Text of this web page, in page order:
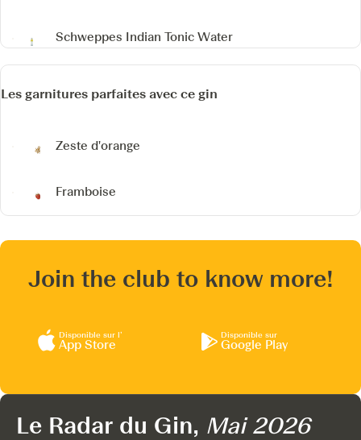
Schweppes Indian Tonic Water
Les garnitures parfaites avec ce gin
Zeste d'orange
Framboise
Join the club to know more!
Disponible sur l’
App Store
Disponible sur
Google Play
Le Radar du Gin, Mai 2026